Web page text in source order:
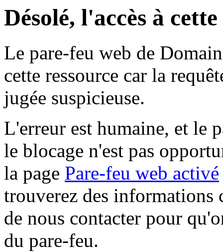
Désolé, l'accès à
Le pare-feu web de
cette ressource car la
jugée suspicieuse.
L'erreur est humaine, et le
le blocage n'est pas
la page Pare-feu web activé
trouverez des informations
de nous contacter pour
du pare-feu.